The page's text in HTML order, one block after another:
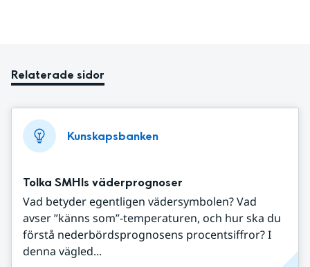
Relaterade sidor
Kunskapsbanken
Tolka SMHIs väderprognoser
Vad betyder egentligen vädersymbolen? Vad
avser ”känns som”-temperaturen, och hur ska du
förstå nederbördsprognosens procentsiffror? I
denna vägled...